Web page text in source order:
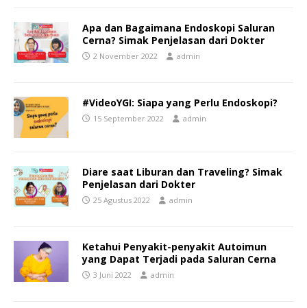
Apa dan Bagaimana Endoskopi Saluran
Cerna? Simak Penjelasan dari Dokter
2 November 2022 admin
#VideoYGI: Siapa yang Perlu Endoskopi?
15 September 2022 admin
Diare saat Liburan dan Traveling? Simak
Penjelasan dari Dokter
25 Agustus 2022 admin
Ketahui Penyakit-penyakit Autoimun
yang Dapat Terjadi pada Saluran Cerna
3 Juni 2022 admin